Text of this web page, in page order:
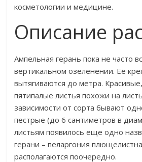
косметологии и медицине.
Описание
Ампельная герань пока не часто
вертикальном озеленении. Её
вытягиваются до метра.
пятипалые листья похожи на
зависимости от сорта бывают
пестрые (до 6 сантиметров в
листьям появилось еще одно
герани – пеларгония
располагаются поочередно.